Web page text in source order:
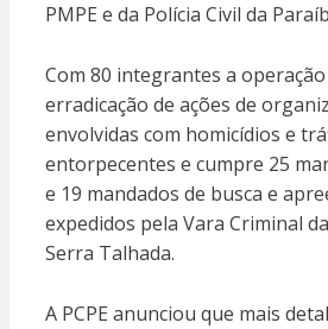
PMPE e da Polícia Civil da
Com 80 integrantes a
erradicação de ações de
envolvidas com homicídios e
entorpecentes e cumpre 25
e 19 mandados de busca e
expedidos pela Vara Criminal
Serra Talhada.
A PCPE anunciou que mais